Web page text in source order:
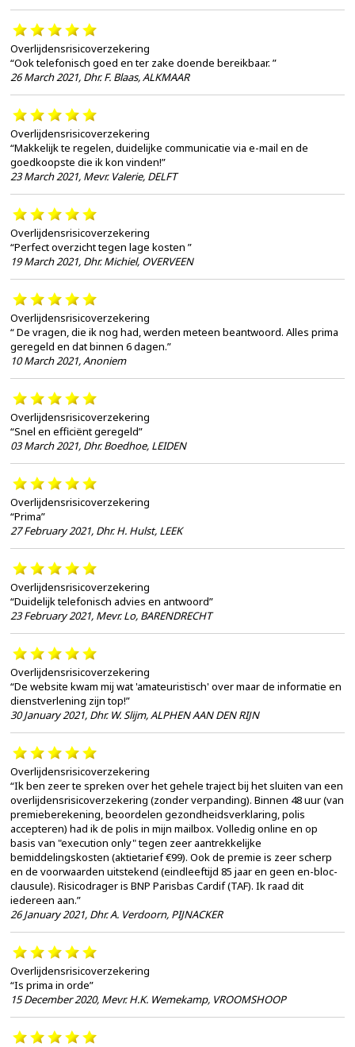
Overlijdensrisicoverzekering
“Ook telefonisch goed en ter zake doende bereikbaar. ”
26 March 2021, Dhr. F. Blaas, ALKMAAR
Overlijdensrisicoverzekering
“Makkelijk te regelen, duidelijke communicatie via e-mail en de
goedkoopste die ik kon vinden!”
23 March 2021, Mevr. Valerie, DELFT
Overlijdensrisicoverzekering
“Perfect overzicht tegen lage kosten ”
19 March 2021, Dhr. Michiel, OVERVEEN
Overlijdensrisicoverzekering
“ De vragen, die ik nog had, werden meteen beantwoord. Alles prima
geregeld en dat binnen 6 dagen.”
10 March 2021,Anoniem
Overlijdensrisicoverzekering
“Snel en efficiënt geregeld”
03 March 2021, Dhr. Boedhoe, LEIDEN
Overlijdensrisicoverzekering
“Prima”
27 February 2021, Dhr. H. Hulst, LEEK
Overlijdensrisicoverzekering
“Duidelijk telefonisch advies en antwoord”
23 February 2021, Mevr. Lo, BARENDRECHT
Overlijdensrisicoverzekering
“De website kwam mij wat 'amateuristisch' over maar de informatie en
dienstverlening zijn top!”
30 January 2021, Dhr. W. Slijm, ALPHEN AAN DEN RIJN
Overlijdensrisicoverzekering
“Ik ben zeer te spreken over het gehele traject bij het sluiten van een
overlijdensrisicoverzekering (zonder verpanding). Binnen 48 uur (van
premieberekening, beoordelen gezondheidsverklaring, polis
accepteren) had ik de polis in mijn mailbox. Volledig online en op
basis van "execution only" tegen zeer aantrekkelijke
bemiddelingskosten (aktietarief €99). Ook de premie is zeer scherp
en de voorwaarden uitstekend (eindleeftijd 85 jaar en geen en-bloc-
clausule). Risicodrager is BNP Parisbas Cardif (TAF). Ik raad dit
iedereen aan.”
26 January 2021, Dhr. A. Verdoorn, PIJNACKER
Overlijdensrisicoverzekering
“Is prima in orde”
15 December 2020, Mevr. H.K. Wemekamp, VROOMSHOOP